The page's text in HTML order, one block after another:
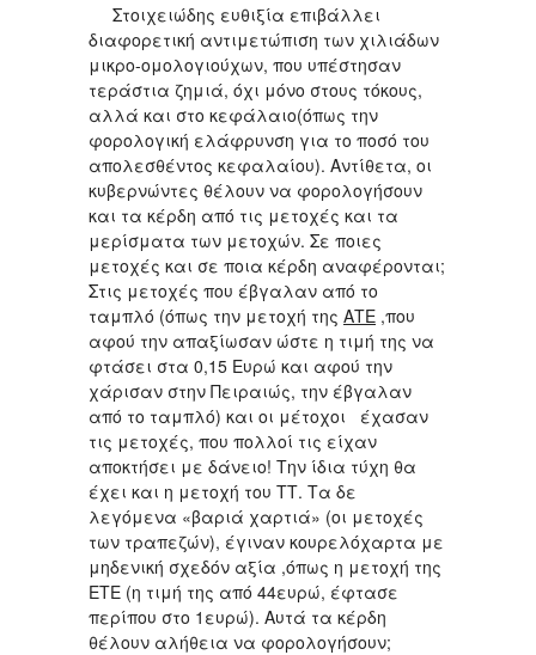
Στοιχειώδης ευθιξία επιβάλλει
διαφορετική αντιμετώπιση των χιλιάδων
μικρο-ομολογιούχων, που υπέστησαν
τεράστια ζημιά, όχι μόνο στους τόκους,
αλλά και στο κεφάλαιο(όπως την
φορολογική ελάφρυνση για το ποσό του
απολεσθέντος κεφαλαίου). Αντίθετα, οι
κυβερνώντες θέλουν να φορολογήσουν
και τα κέρδη από τις μετοχές και τα
μερίσματα των μετοχών. Σε ποιες
μετοχές και σε ποια κέρδη αναφέρονται;
Στις μετοχές που έβγαλαν από το
ταμπλό (όπως την μετοχή της ΑΤΕ ,που
αφού την απαξίωσαν ώστε η τιμή της να
φτάσει στα 0,15 Ευρώ και αφού την
χάρισαν στην Πειραιώς, την έβγαλαν
από το ταμπλό) και οι μέτοχοι έχασαν
τις μετοχές, που πολλοί τις είχαν
αποκτήσει με δάνειο! Την ίδια τύχη θα
έχει και η μετοχή του ΤΤ. Τα δε
λεγόμενα «βαριά χαρτιά» (οι μετοχές
των τραπεζών), έγιναν κουρελόχαρτα με
μηδενική σχεδόν αξία ,όπως η μετοχή της
ΕΤΕ (η τιμή της από 44ευρώ, έφτασε
περίπου στο 1ευρώ). Αυτά τα κέρδη
θέλουν αλήθεια να φορολογήσουν;